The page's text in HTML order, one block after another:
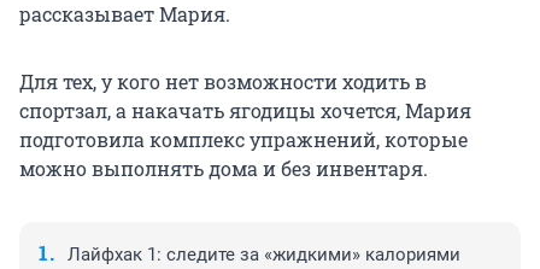
рассказывает Мария.
Для тех, у кого нет возможности ходить в
спортзал, а накачать ягодицы хочется, Мария
подготовила комплекс упражнений, которые
можно выполнять дома и без инвентаря.
Лайфхак 1: следите за «жидкими» калориями